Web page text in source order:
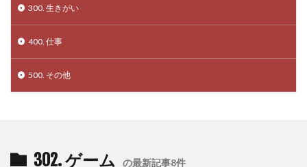
300. 生きがい
400. 仕事
500. その他
302. ゲーム の最新記事8件